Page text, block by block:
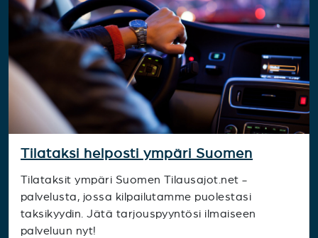
Tilataksi helposti ympäri Suomen
Tilataksit ympäri Suomen Tilausajot.net -
palvelusta, jossa kilpailutamme puolestasi
taksikyydin. Jätä tarjouspyyntösi ilmaiseen
palveluun nyt!